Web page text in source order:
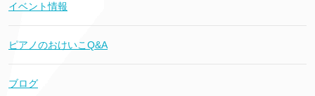
イベント情報
ピアノのおけいこQ&A
ブログ